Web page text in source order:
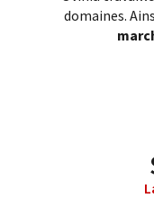
domaines.